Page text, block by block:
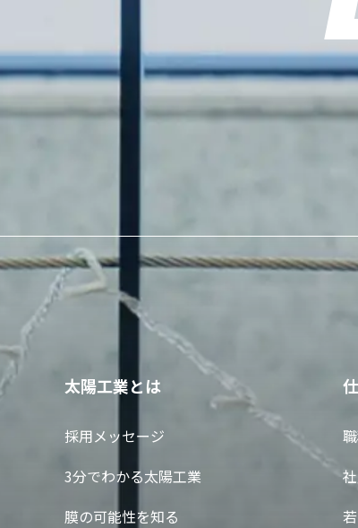
太陽工業とは
採用メッセージ
3分でわかる太陽工業
膜の可能性を知る